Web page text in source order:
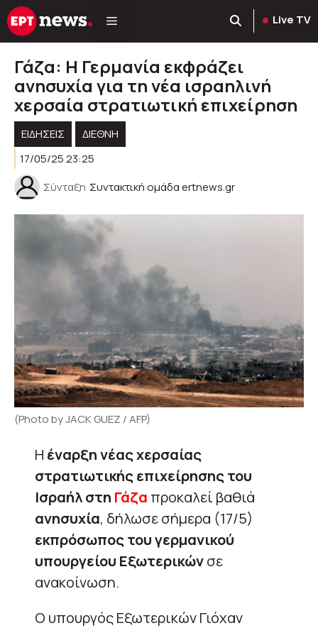
Μετάβαση
σε
Live TV
Γάζα: Η Γερμανία εκφράζει
ανησυχία για τη νέα ισραηλινή
χερσαία στρατιωτική επιχείρηση
ΕΙΔΗΣΕΙΣ
ΔΙΕΘΝΗ
17/05/25 23:25
Σύνταξη Συντακτική ομάδα ertnews.gr
(Photo by JACK GUEZ / AFP)
Η έναρξη νέας χερσαίας
στρατιωτικής επιχείρησης του
Ισραήλ στη Γάζα προκαλεί βαθιά
ανησυχία, δήλωσε σήμερα (17/5)
εκπρόσωπος του γερμανικού
υπουργείου Εξωτερικώνσε
ανακοίνωση.
Ο υπουργός Εξωτερικών Γιόχαν